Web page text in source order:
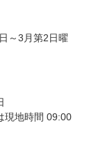
～3月第2日曜
現地時間 09:00